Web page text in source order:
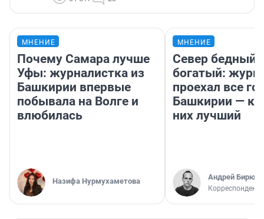
МНЕНИЕ
Почему Самара лучше
Уфы: журналистка из
Башкирии впервые
побывала на Волге и
влюбилась
Назифа Нурмухаметова
МНЕНИЕ
Север бедный,
богатый:
проехал все
Башкирии —
них лучший
Андрей
Корреспондент